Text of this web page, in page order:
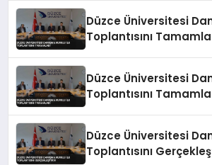
Düzce Üniversitesi
Toplantısını
Düzce Üniversitesi
Toplantısını
Düzce Üniversitesi
Toplantısını